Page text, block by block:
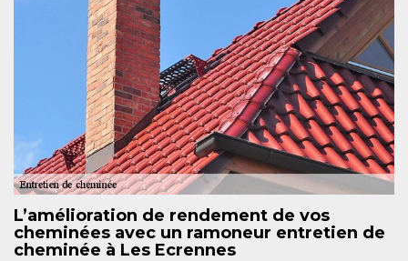
L’amélioration de rendement de vos
cheminées avec un ramoneur entretien de
cheminée à Les Ecrennes